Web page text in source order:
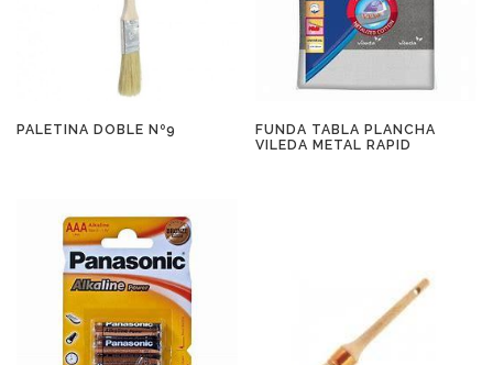
PALETINA DOBLE Nº9
FUNDA TABLA PLANCHA
VILEDA METAL RAPID